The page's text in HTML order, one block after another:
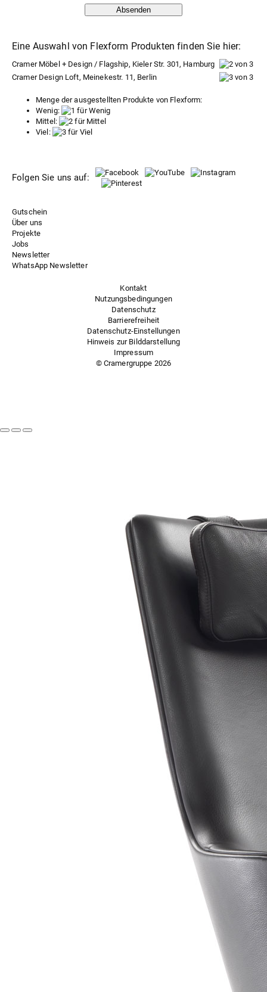
Absenden
Eine Auswahl von Flexform Produkten finden Sie hier:
Cramer Möbel + Design / Flagship, Kieler Str. 301, Hamburg
Cramer Design Loft, Meinekestr. 11, Berlin
Menge der ausgestellten Produkte von Flexform:
Wenig:
Mittel:
Viel:
Folgen Sie uns auf:
Gutschein
Über uns
Projekte
Jobs
Newsletter
WhatsApp Newsletter
Kontakt
Nutzungsbedingungen
Datenschutz
Barrierefreiheit
Datenschutz-Einstellungen
Hinweis zur Bilddarstellung
Impressum
© Cramergruppe 2026